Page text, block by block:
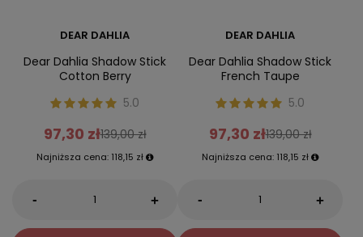
DEAR DAHLIA
Dear Dahlia Shadow Stick
Cotton Berry
5.0
97,30 zł139,00 zł
Najniższa cena: 118,15 zł
- +
DEAR DAHLIA
Dear Dahlia Shadow Stick
French Taupe
5.0
97,30 zł139,00 zł
Najniższa cena: 118,15 zł
- +